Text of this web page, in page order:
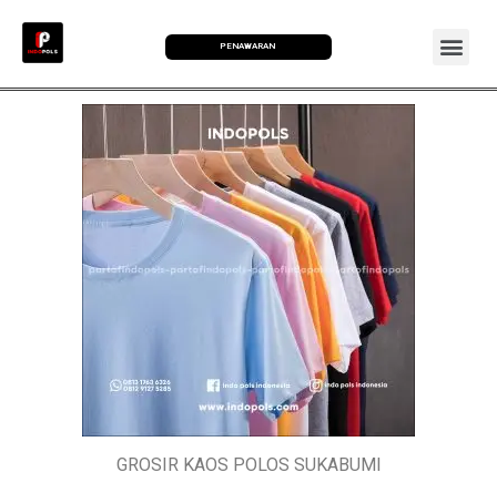
PENAWARAN
GROSIR KAOS POLOS SUKABUMI